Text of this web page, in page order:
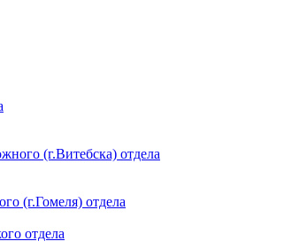
(г.Витебска) отдела
(г.Гомеля) отдела
отдела